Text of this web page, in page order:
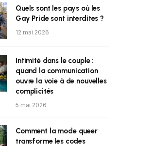
Quels sont les pays où les
Gay Pride sont interdites ?
12 mai 2026
Intimité dans le couple :
quand la communication
ouvre la voie à de nouvelles
complicités
5 mai 2026
Comment la mode queer
transforme les codes